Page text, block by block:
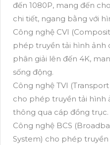
đến 1080P, mang đến
chi tiết, ngang bằng với
Công nghệ CVI
phép truyền tải hình ảnh
phân giải lên đến 4K,
sống động.
Công nghệ TVI
cho phép truyền tải hình
thông qua cáp đồng trục.
Công nghệ BCS
System) cho phép